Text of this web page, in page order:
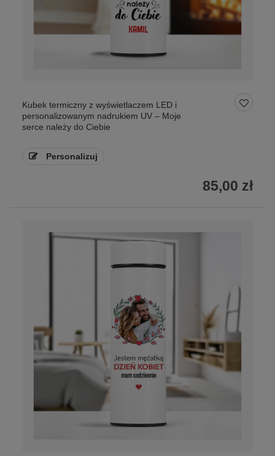
Kubek termiczny z wyświetlaczem LED i
personalizowanym nadrukiem UV – Moje
serce należy do Ciebie
Personalizuj
85,00 zł